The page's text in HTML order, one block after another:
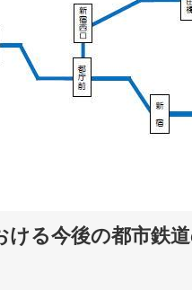
ける今後の都市鉄